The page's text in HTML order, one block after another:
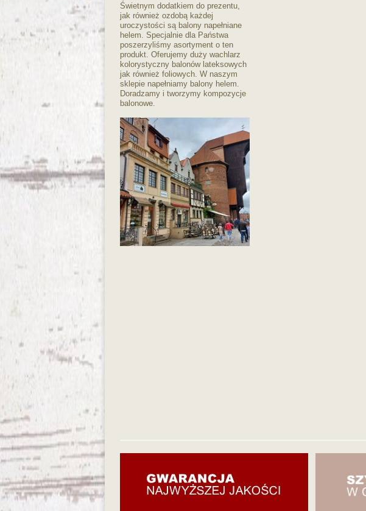
Świetnym dodatkiem do prezentu,
jak również ozdobą każdej
uroczystości są balony napełniane
helem. Specjalnie dla Państwa
poszerzyliśmy asortyment o ten
produkt. Oferujemy duży wachlarz
kolorystyczny balonów lateksowych
jak również foliowych. W naszym
sklepie napełniamy balony helem.
Doradzamy i tworzymy kompozycje
balonowe.